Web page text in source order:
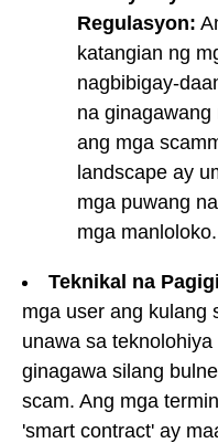
Regulasyon:
katangian ng
nagbibigay-
na
ang mga
landscape ay
mga puwang
mga manloloko.
Teknikal na
mga user ang kulang
unawa sa
ginagawa silang
scam. Ang mga
'smart contract' ay